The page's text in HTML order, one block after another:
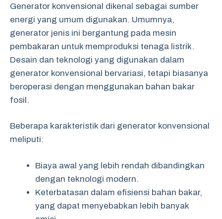
Generator konvensional dikenal sebagai sumber
energi yang umum digunakan. Umumnya,
generator jenis ini bergantung pada mesin
pembakaran untuk memproduksi tenaga listrik.
Desain dan teknologi yang digunakan dalam
generator konvensional bervariasi, tetapi biasanya
beroperasi dengan menggunakan bahan bakar
fosil.
Beberapa karakteristik dari generator konvensional
meliputi:
Biaya awal yang lebih rendah dibandingkan
dengan teknologi modern.
Keterbatasan dalam efisiensi bahan bakar,
yang dapat menyebabkan lebih banyak